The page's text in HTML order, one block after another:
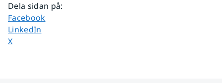
Dela sidan på:
Dela sidan på
Facebook
Dela sidan på
LinkedIn
Dela sidan på
X